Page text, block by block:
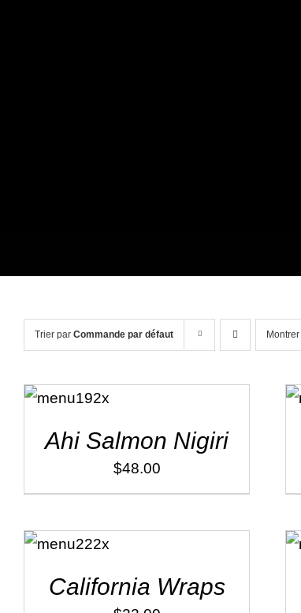
Trier par Commande par défaut Montrer
ADD TO
CART
/
Ahi Salmon Nigiri
$48.00
ADD TO
CART
/
California Wraps